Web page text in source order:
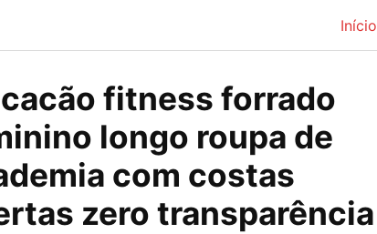
Início
fitness forrado
longo roupa de
com costas
zero transparência